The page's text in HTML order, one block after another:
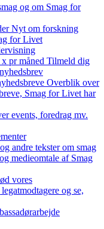
og om Smag for
Nyt om forskning
for Livet
pr måned Tilmeld dig
Overblik over
Smag for Livet har
events, foredrag mv.
andre tekster om smag
medieomtale af Smag
vores
og se,